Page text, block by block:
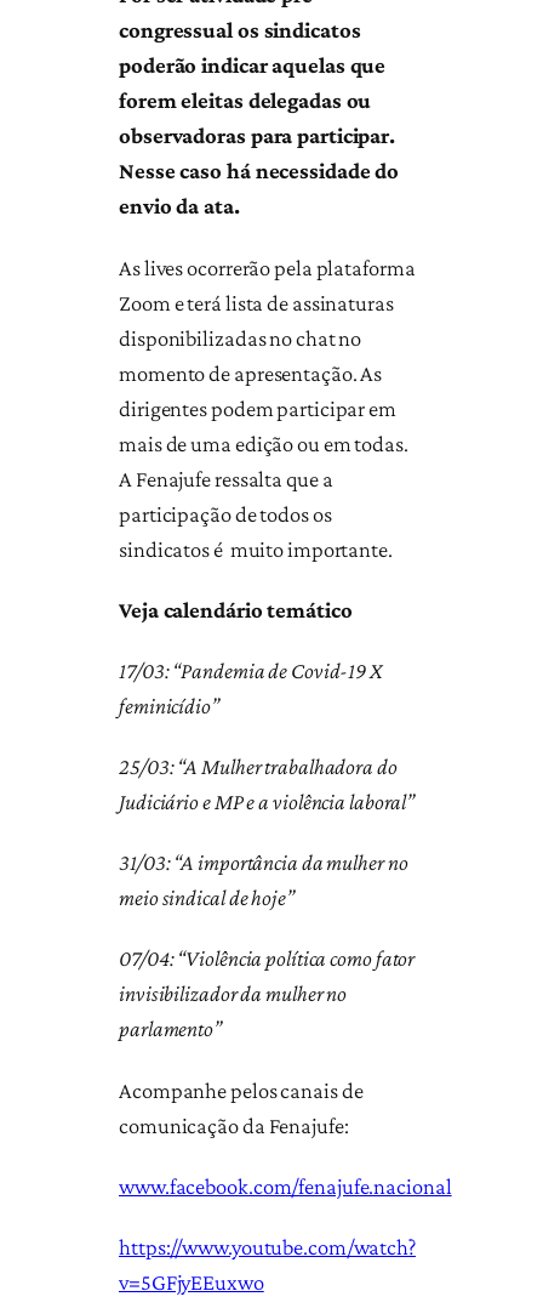
congressual os sindicatos
poderão indicar aquelas que
forem eleitas delegadas ou
observadoras para participar.
Nesse caso há necessidade do
envio da ata.
As lives ocorrerão pela plataforma
Zoom e terá lista de assinaturas
disponibilizadas no chat no
momento de apresentação. As
dirigentes podem participar em
mais de uma edição ou em todas.
A Fenajufe ressalta que a
participação de todos os
sindicatos é muito importante.
Veja calendário temático
17/03: “Pandemia de Covid-19 X
feminicídio”
25/03: “A Mulher trabalhadora do
Judiciário e MP e a violência laboral”
31/03: “A importância da mulher no
meio sindical de hoje”
07/04: “Violência política como fator
invisibilizador da mulher no
parlamento”
Acompanhe pelos canais de
comunicação da Fenajufe:
www.facebook.com/fenajufe.nacional
https://www.youtube.com/watch?
v=5GFjyEEuxwo